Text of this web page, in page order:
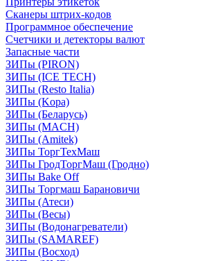
Сканеры штрих-кодов
Программное обеспечение
Счетчики и детекторы валют
Запасные части
ЗИПы (PIRON)
ЗИПы (ICE TECH)
ЗИПы (Resto Italia)
ЗИПы (Kopa)
ЗИПы (Беларусь)
ЗИПы (MACH)
ЗИПы (Amitek)
ЗИПы ТоргТехМаш
ЗИПы ГродТоргМаш (Гродно)
ЗИПы Bake Off
ЗИПы Торгмаш Барановичи
ЗИПы (Атеси)
ЗИПы (Весы)
ЗИПы (Водонагреватели)
ЗИПы (SAMAREF)
ЗИПы (Восход)